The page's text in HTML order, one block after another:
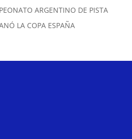
ARGENTINO DE PISTA
LA COPA ESPAÑA